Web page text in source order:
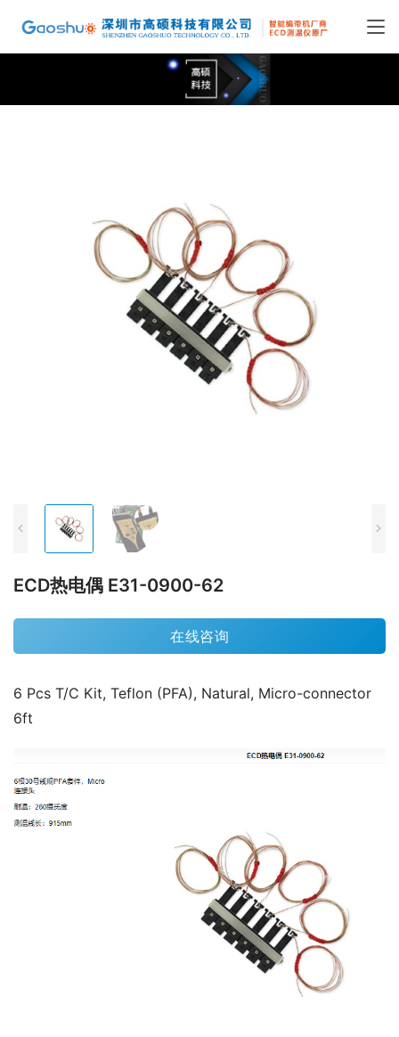
ECD热电偶 E31-0900-62
在线咨询
6 Pcs T/C Kit, Teflon (PFA), Natural, Micro-connector
6ft